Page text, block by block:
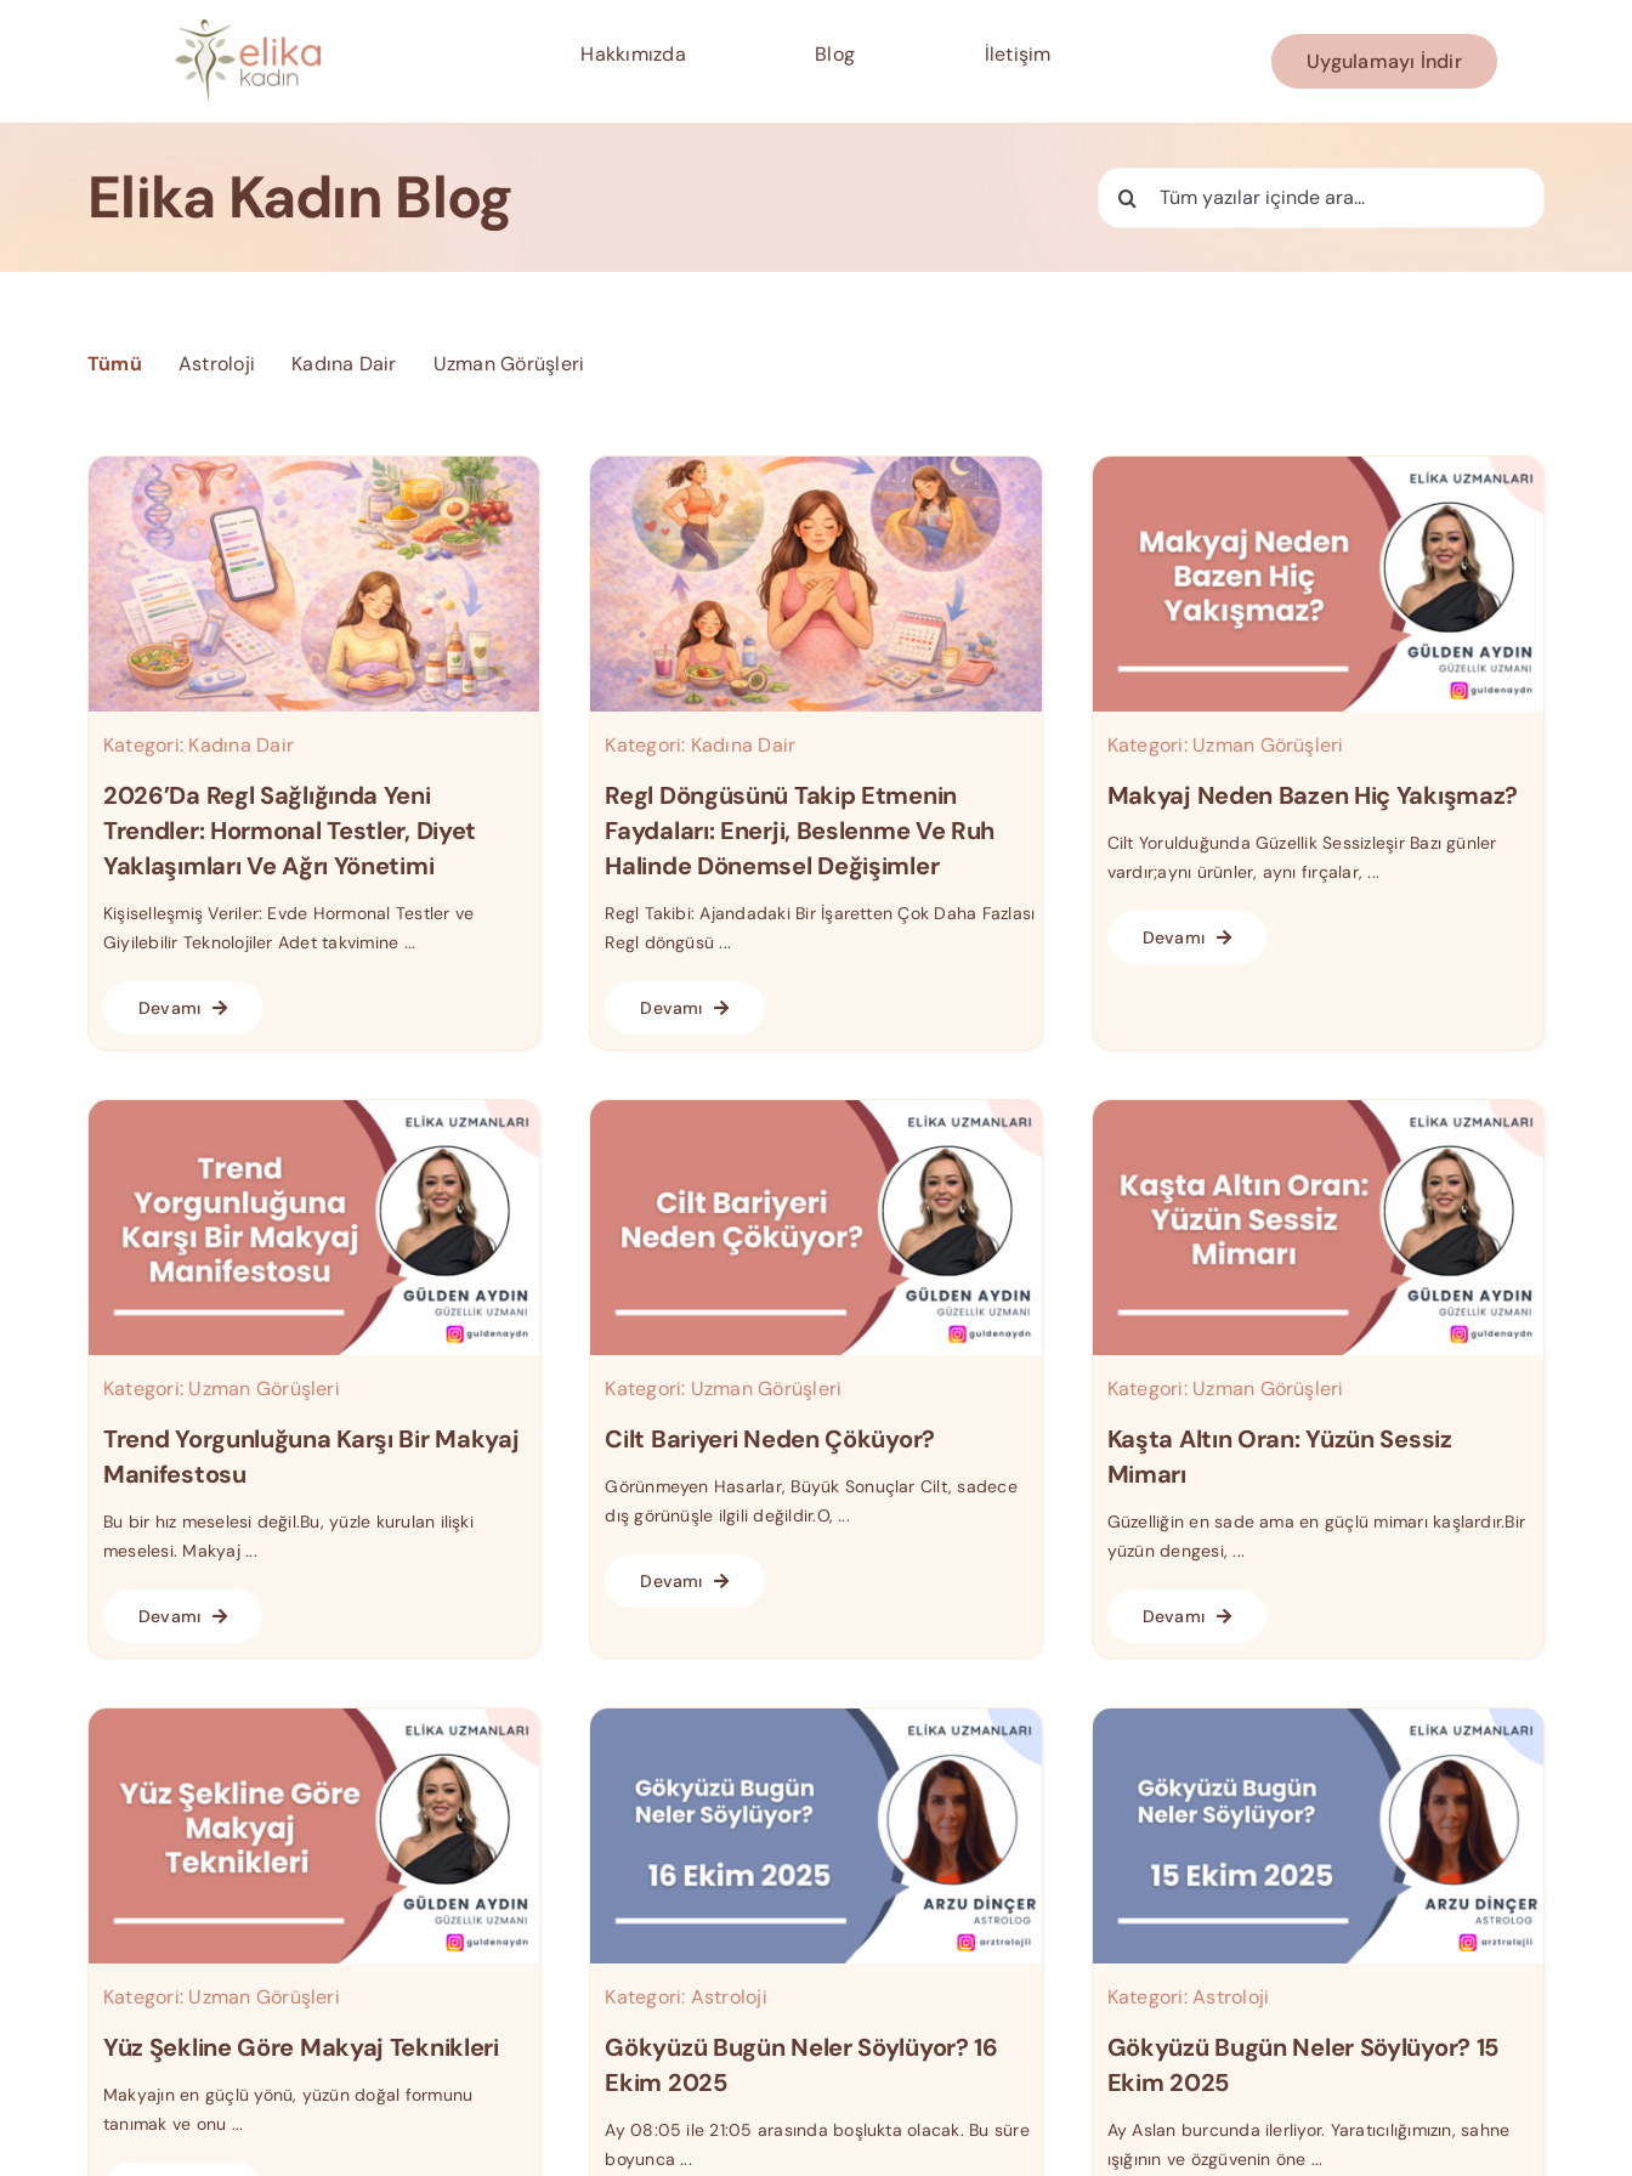
Hakkımızda Blog İletişim Uygulamayı İndir
Elika Kadın Blog Ara:
Tümü Astroloji Kadına Dair Uzman Görüşleri
Kategori: Kadına Dair
2026’da Regl Sağlığında Yeni
Trendler: Hormonal Testler, Diyet
Yaklaşımları Ve Ağrı Yönetimi
Kişiselleşmiş Veriler: Evde Hormonal Testler ve
Giyilebilir Teknolojiler Adet takvimine ...
Devamı
Kategori: Kadına Dair
Regl Döngüsünü Takip Etmenin
Faydaları: Enerji, Beslenme Ve Ruh
Halinde Dönemsel Değişimler
Regl Takibi: Ajandadaki Bir İşaretten Çok Daha Fazlası
Regl döngüsü ...
Devamı
Kategori: Uzman Görüşleri
Makyaj Neden Bazen Hiç Yakışmaz?
Cilt Yorulduğunda Güzellik Sessizleşir Bazı günler
vardır;aynı ürünler, aynı fırçalar, ...
Devamı
Kategori: Uzman Görüşleri
Trend Yorgunluğuna Karşı Bir Makyaj
Manifestosu
Bu bir hız meselesi değil.Bu, yüzle kurulan ilişki
meselesi. Makyaj ...
Devamı
Kategori: Uzman Görüşleri
Cilt Bariyeri Neden Çöküyor?
Görünmeyen Hasarlar, Büyük Sonuçlar Cilt, sadece
dış görünüşle ilgili değildir.O, ...
Devamı
Kategori: Uzman Görüşleri
Kaşta Altın Oran: Yüzün Sessiz
Mimarı
Güzelliğin en sade ama en güçlü mimarı kaşlardır.Bir
yüzün dengesi, ...
Devamı
Kategori: Uzman Görüşleri
Yüz Şekline Göre Makyaj Teknikleri
Makyajın en güçlü yönü, yüzün doğal formunu
tanımak ve onu ...
Kategori: Astroloji
Gökyüzü Bugün Neler Söylüyor? 16
Ekim 2025
Ay 08:05 ile 21:05 arasında boşlukta olacak. Bu süre
boyunca ...
Kategori:Astroloji
Gökyüzü Bugün Neler Söylüyor? 15
Ekim 2025
Ay Aslan burcunda ilerliyor. Yaratıcılığımızın, sahne
ışığının ve özgüvenin öne ...